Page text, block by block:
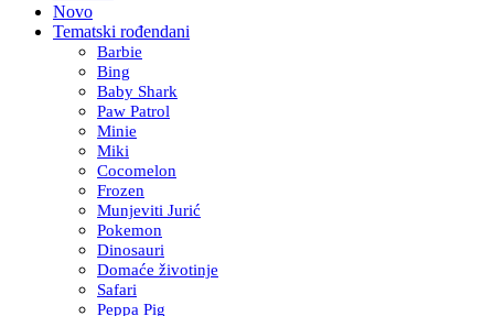
Novo
Tematski rođendani
Barbie
Bing
Baby Shark
Paw Patrol
Minie
Miki
Cocomelon
Frozen
Munjeviti Jurić
Pokemon
Dinosauri
Domaće životinje
Safari
Peppa Pig